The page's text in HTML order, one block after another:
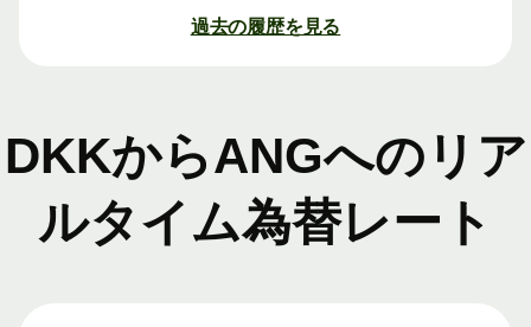
過去の履歴を見る
DKKからANGへのリア
ルタイム為替レート